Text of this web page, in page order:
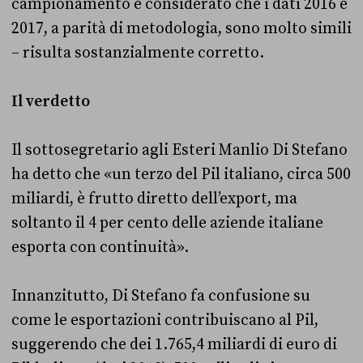
2017, a parità di metodologia, sono molto simili
– risulta sostanzialmente corretto.
Il verdetto
Il sottosegretario agli Esteri Manlio Di Stefano
ha detto che «un terzo del Pil italiano, circa 500
miliardi, è frutto diretto dell’export, ma
soltanto il 4 per cento delle aziende italiane
esporta con continuità».
Innanzitutto, Di Stefano fa confusione su
come le esportazioni contribuiscano al Pil,
suggerendo che dei 1.765,4 miliardi di euro di